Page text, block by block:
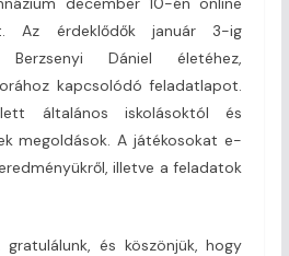
Az érdeklődők január 3-ig
Dániel életéhez,
kapcsolódó feladatlapot.
általános iskolásoktól és
megoldások. A játékosokat e-
illetve a feladatok
gratulálunk, és köszönjük, hogy